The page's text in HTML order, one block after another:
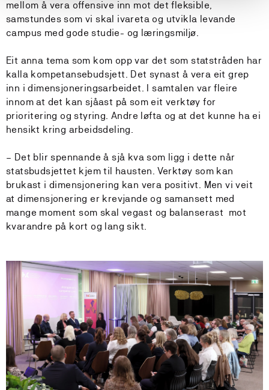
mellom å vera offensive inn mot det fleksible,
samstundes som vi skal ivareta og utvikla levande
campus med gode studie- og læringsmiljø.
Eit anna tema som kom opp var det som statstråden har
kalla kompetansebudsjett. Det synast å vera eit grep
inn i dimensjoneringsarbeidet. I samtalen var fleire
innom at det kan sjåast på som eit verktøy for
prioritering og styring. Andre løfta og at det kunne ha ei
hensikt kring arbeidsdeling.
– Det blir spennande å sjå kva som ligg i dette når
statsbudsjettet kjem til hausten. Verktøy som kan
brukast i dimensjonering kan vera positivt. Men vi veit
at dimensjonering er krevjande og samansett med
mange moment som skal vegast og balanserast mot
kvarandre på kort og lang sikt.